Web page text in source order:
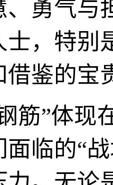
、勇气与
士，特别
借鉴的宝
筋”体现
临的“